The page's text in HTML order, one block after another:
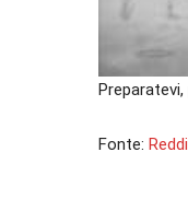
Fonte: